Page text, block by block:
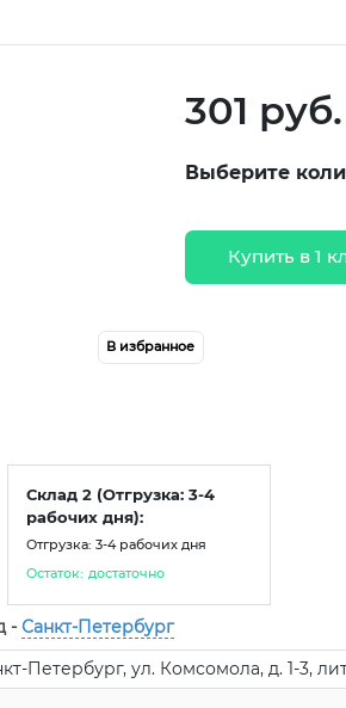
301 руб.
Выберите
Купить в 1
В избранное
Склад 2 (Отгрузка: 3-4
рабочих дня):
Отгрузка: 3-4 рабочих дня
Остаток: достаточно
- Санкт-Петербург
Петербург, ул. Комсомола, д. 1-3,